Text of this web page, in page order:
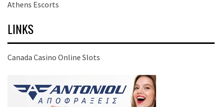
Athens Escorts
LINKS
Canada Casino Online Slots